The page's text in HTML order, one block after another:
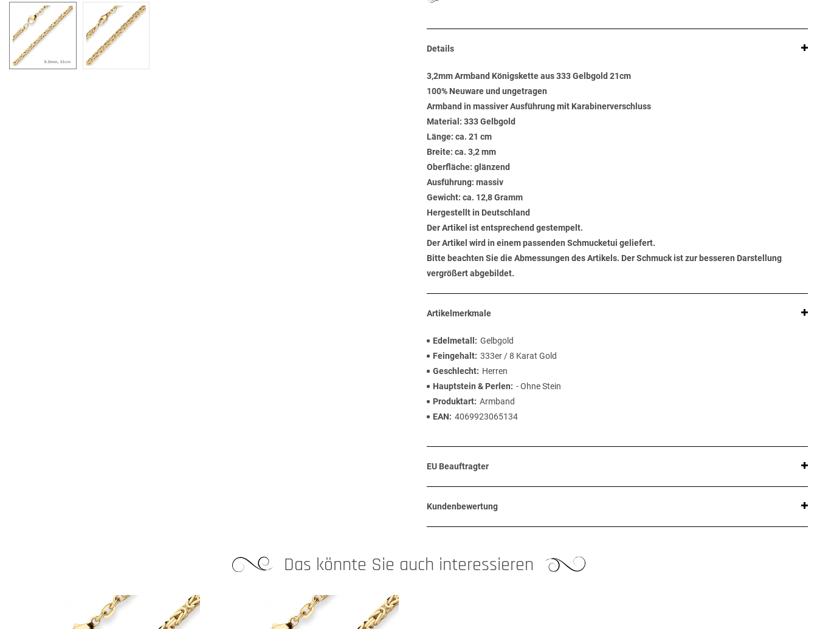
Details
3,2mm Armband Königskette aus 333 Gelbgold 21cm
100% Neuware und ungetragen
Armband in massiver Ausführung mit Karabinerverschluss
Material: 333 Gelbgold
Länge: ca. 21 cm
Breite: ca. 3,2 mm
Oberfläche: glänzend
Ausführung: massiv
Gewicht: ca. 12,8 Gramm
Hergestellt in Deutschland
Der Artikel ist entsprechend gestempelt.
Der Artikel wird in einem passenden Schmucketui geliefert.
Bitte beachten Sie die Abmessungen des Artikels. Der Schmuck ist zur besseren Darstellung
vergrößert abgebildet.
Artikelmerkmale
Edelmetall
Gelbgold
Feingehalt 333er / 8 Karat Gold
Geschlecht
Herren
Hauptstein & Perlen
- Ohne Stein
Produktart Armband
EAN
4069923065134
EU Beauftragter
Kundenbewertung
Das könnte Sie auch interessieren